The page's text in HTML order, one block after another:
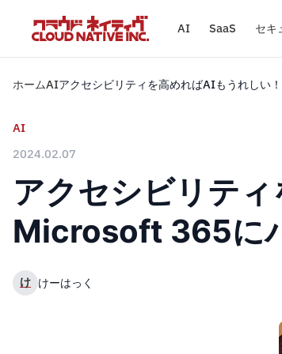
AI SaaS セキ
ホームAIアクセシビリティを高めればAIもうれしい
AI
2024.02.07
アクセシビリテ
Microsoft 365に
け けーはっく